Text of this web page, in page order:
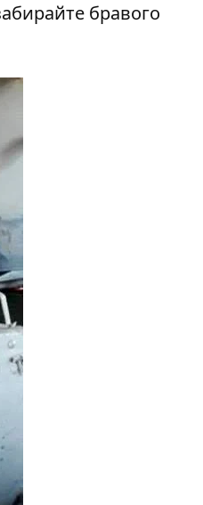
бравого